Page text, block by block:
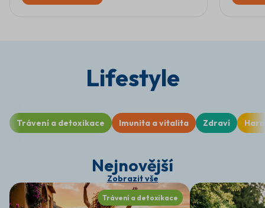
Lifestyle
Trávení a detoxikace Imunita a vitalita Zdraví
Nejnovější
Zobrazit vše
Trávení a detoxikace